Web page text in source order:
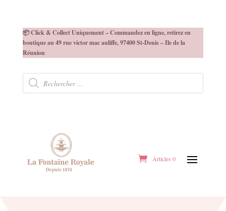
📦 Click & Collect Uniquement – Commandez en ligne, retirez en
boutique au 49 rue victor mac auliffe, 97400 St-Denis – Ile de la
Réunion
Recherche
produits
Articles 0